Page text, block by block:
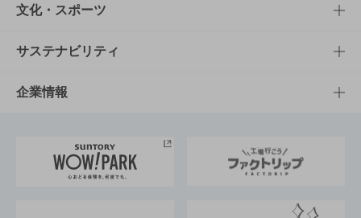
商品一覧
商品発売情報
栄養成分一覧
知る・楽しむTOP
キャンペーン
工場見学
地域情報
文化・スポーツ
文化・スポーツTOP
サントリーホール
サントリーサンバーズ大阪
サステナビリティ
サステナビリティTOP
サントリーが考えるサステナビリティ経営
企業情報
企業概要